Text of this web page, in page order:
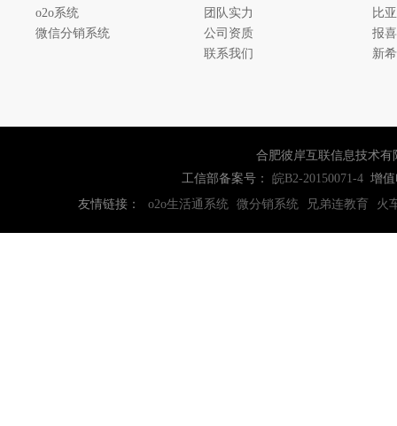
o2o系统
微信分销系统
团队实力
公司资质
联系我们
比
报
新
合肥彼岸互联信息技术有
工信部备案号： 皖B2-20150071-4增值
友情链接：
o2o生活通系统 微分销系统 兄弟连教育 火